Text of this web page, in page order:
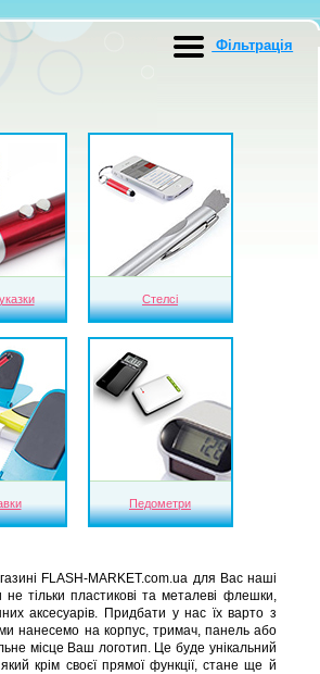
Стелсі
Педометри
FLASH-MARKET.com.ua для Вас наші
не тільки пластикові та металеві флешки,
аксесуарів. Придбати у нас їх варто з
нанесемо на корпус, тримач, панель або
місце Ваш логотип. Це буде унікальний
крім своєї прямої функції, стане ще й
Фiльтрацiя